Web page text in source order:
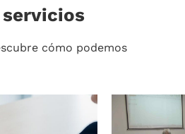
servicios
cómo podemos